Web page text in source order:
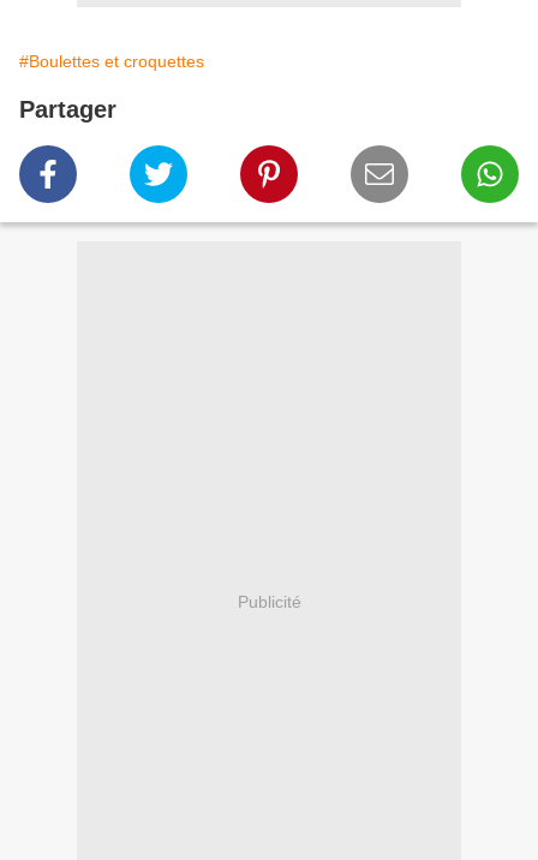
#Boulettes et croquettes
Partager
Publicité